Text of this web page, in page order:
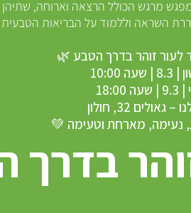
מרגש הכולל הרצאה וארוחה,
השראה וללמוד על הבריאות
לעור זוהר בדרך הטבע 🌿
10:00
32, חולון
נעימה, מארחת וטעימה 💚
בדרך